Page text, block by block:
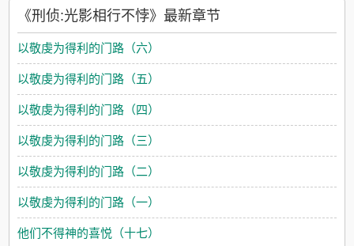
言》魏白始终坚信，行走于阴影之中，也意味着光正从不远处照
来，照亮人们心中保有的一处光明圣所。小剧场沈舒宸翻看魏白
的拳头么？结果魏白来的第一天沈舒宸:这么好的脑子，保护保
护！重点保护！魏白来后一个月沈舒宸:都是两个鼻孔出气，他怎
么鼻子就这么灵呢？再后来沈舒宸:魏白老婆，你闻闻我新换的洗
发水香不香！魏白:？什么毛病？主cp：表面老干部实则一撩就脸
红温柔忠犬攻x表面懵懂直男实则白切黑钓系美人受穿插副cp：老
不正经法医攻x沉默寡言老实人小警员受(副cp戏份占比很少，如
果有特别萌这对人设的宝儿，只能自己找糖啦～)1he，1v12现代
架空，地名、警局编制等不完全符合现实，有作者私设，勿深究3
主线破案，副线恋爱，立意积极正面，一切都是为了更美好的明
天
《刑侦:光影相行不悖》最新章节
以敬虔为得利的门路（六）
以敬虔为得利的门路（五）
以敬虔为得利的门路（四）
以敬虔为得利的门路（三）
以敬虔为得利的门路（二）
以敬虔为得利的门路（一）
他们不得神的喜悦（十七）